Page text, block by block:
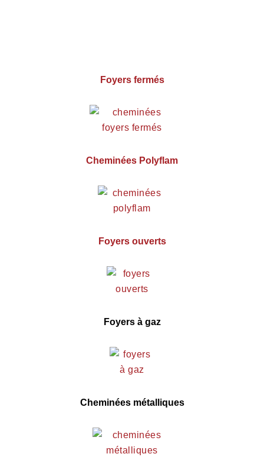
Foyers fermés
Cheminées Polyflam
Foyers ouverts
Foyers à gaz
Cheminées métalliques